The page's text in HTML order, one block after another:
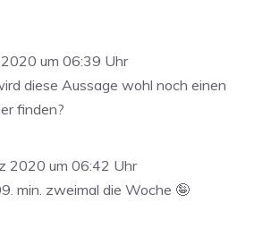
um 06:39 Uhr
diese Aussage wohl noch einen
finden?
2020 um 06:42 Uhr
min. zweimal die Woche 🤪